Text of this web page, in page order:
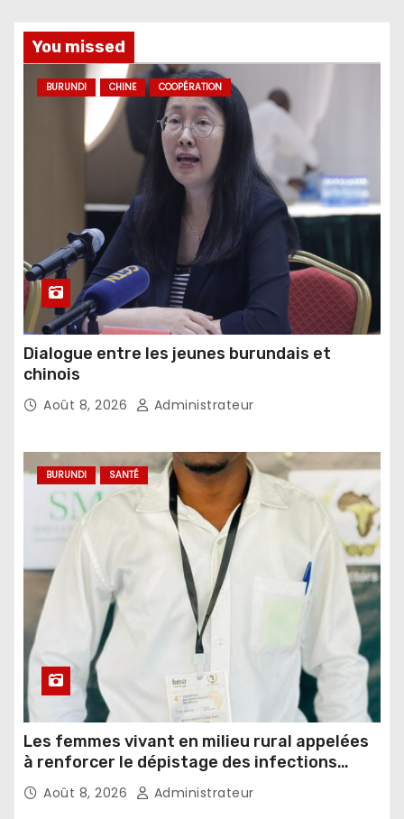
You missed
BURUNDI CHINE COOPÉRATION
Dialogue entre les jeunes burundais et
chinois
Août 8, 2026 Administrateur
BURUNDI SANTÉ
Les femmes vivant en milieu rural appelées
à renforcer le dépistage des infections
sexuellement transmissibles
Août 8, 2026 Administrateur